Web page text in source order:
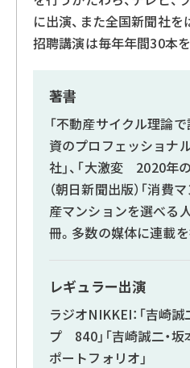
に出演、また全国新聞社
招聘講演は毎年年間30本を
著書
「不動産サイクル理論
資のプロフェッショナ
社」、「大激変 2020年
（朝日新聞出版）「消費
産マンションを選べる人
冊。多数の媒体に連載を
レギュラー出演
ラジオNIKKEI：「吉崎
プ 840」「吉崎誠二・
ポートフォリオ」